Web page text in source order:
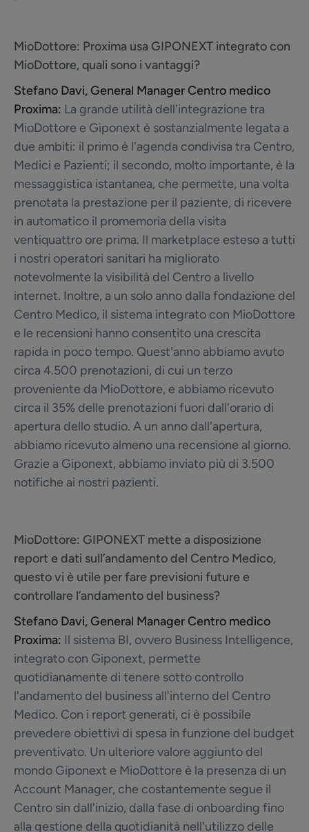
MioDottore: Proxima usa GIPONEXT integrato con
MioDottore, quali sono i vantaggi?
Stefano Davi, General Manager Centro medico
Proxima: La grande utilità dell'integrazione tra
MioDottore e Giponext è sostanzialmente legata a
due ambiti: il primo è l'agenda condivisa tra Centro,
Medici e Pazienti; il secondo, molto importante, è la
messaggistica istantanea, che permette, una volta
prenotata la prestazione per il paziente, di ricevere
in automatico il promemoria della visita
ventiquattro ore prima. Il marketplace esteso a tutti
i nostri operatori sanitari ha migliorato
notevolmente la visibilità del Centro a livello
internet. Inoltre, a un solo anno dalla fondazione del
Centro Medico, il sistema integrato con MioDottore
e le recensioni hanno consentito una crescita
rapida in poco tempo. Quest'anno abbiamo avuto
circa 4.500 prenotazioni, di cui un terzo
proveniente da MioDottore, e abbiamo ricevuto
circa il 35% delle prenotazioni fuori dall'orario di
apertura dello studio. A un anno dall'apertura,
abbiamo ricevuto almeno una recensione al giorno.
Grazie a Giponext, abbiamo inviato più di 3.500
notifiche ai nostri pazienti.
MioDottore: GIPONEXT mette a disposizione
report e dati sull’andamento del Centro Medico,
questo vi è utile per fare previsioni future e
controllare l’andamento del business?
Stefano Davi, General Manager Centro medico
Proxima: Il sistema BI, ovvero Business Intelligence,
integrato con Giponext, permette
quotidianamente di tenere sotto controllo
l'andamento del business all'interno del Centro
Medico. Con i report generati, ci è possibile
prevedere obiettivi di spesa in funzione del budget
preventivato. Un ulteriore valore aggiunto del
mondo Giponext e MioDottore è la presenza di un
Account Manager, che costantemente segue il
Centro sin dall'inizio, dalla fase di onboarding fino
alla gestione della quotidianità nell'utilizzo delle